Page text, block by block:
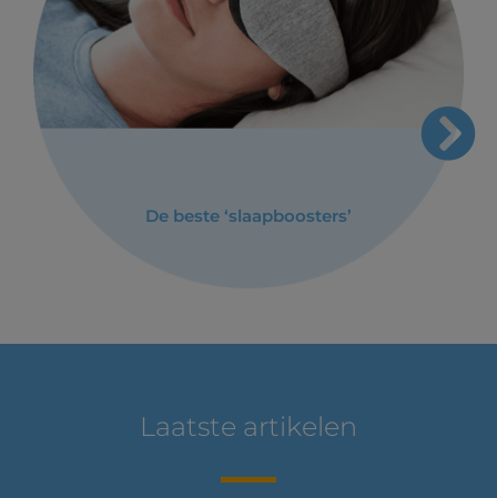
De beste ‘slaapboosters’
Laatste artikelen